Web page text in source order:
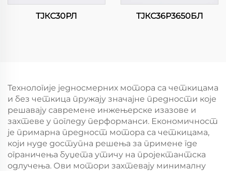
ТЈКС30РЛ ТЈКС36Р3650БЛ
Технологије једносмерних мотора са четкицама
и без четкица пружају значајне предности које
решавају савремене инжењерске изазове и
захтеве у погледу перформанси. Економичност
је примарна предност мотора са четкицама,
који нуде доступна решења за примене где
ограничења буџета утичу на пројектантска
одлучења. Ови мотори захтевају минималну